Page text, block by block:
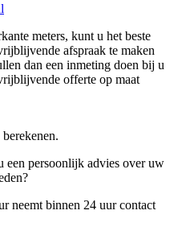
meters, kunt u het beste
afspraak te maken
dan een inmeting doen bij u
offerte op maat
een persoonlijk advies over uw
neemt binnen 24 uur contact